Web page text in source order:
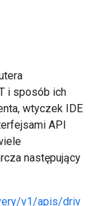
i sposób ich
wtyczek IDE
API
następujący
v1/apis/driv